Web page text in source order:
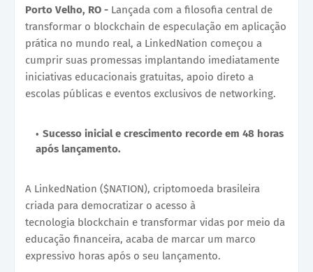
Porto Velho, RO - Lançada com a filosofia central de
transformar o blockchain de especulação em aplicação
prática no mundo real, a LinkedNation começou a
cumprir suas promessas implantando imediatamente
iniciativas educacionais gratuitas, apoio direto a
escolas públicas e eventos exclusivos de networking.
Sucesso inicial e crescimento recorde em 48 horas
após lançamento.
A LinkedNation ($NATION), criptomoeda brasileira
criada para democratizar o acesso à
tecnologia blockchain e transformar vidas por meio da
educação financeira, acaba de marcar um marco
expressivo horas após o seu lançamento.